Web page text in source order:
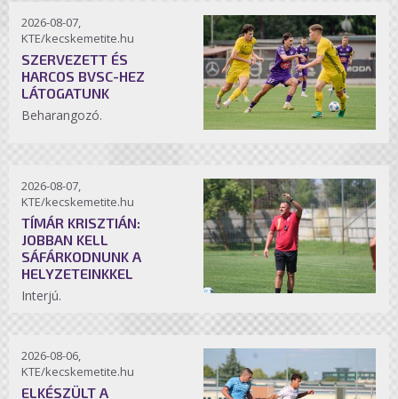
2026-08-07,
KTE/kecskemetite.hu
SZERVEZETT ÉS
HARCOS BVSC-HEZ
LÁTOGATUNK
Beharangozó.
2026-08-07,
KTE/kecskemetite.hu
TÍMÁR KRISZTIÁN:
JOBBAN KELL
SÁFÁRKODNUNK A
HELYZETEINKKEL
Interjú.
2026-08-06,
KTE/kecskemetite.hu
ELKÉSZÜLT A